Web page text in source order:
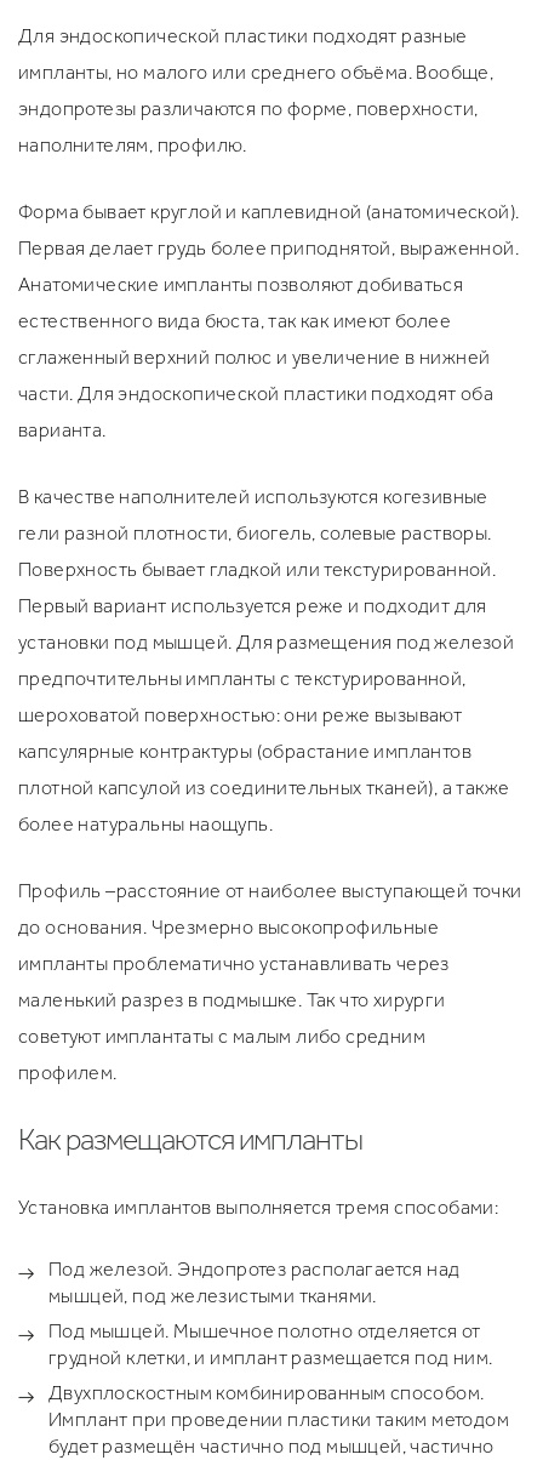
Для эндоскопической пластики подходят разные
импланты, но малого или среднего объёма. Вообще,
эндопротезы различаются по форме, поверхности,
наполнителям, профилю.
Форма бывает круглой и каплевидной (анатомической).
Первая делает грудь более приподнятой, выраженной.
Анатомические импланты позволяют добиваться
естественного вида бюста, так как имеют более
сглаженный верхний полюс и увеличение в нижней
части. Для эндоскопической пластики подходят оба
варианта.
В качестве наполнителей используются когезивные
гели разной плотности, биогель, солевые растворы.
Поверхность бывает гладкой или текстурированной.
Первый вариант используется реже и подходит для
установки под мышцей. Для размещения под железой
предпочтительны импланты с текстурированной,
шероховатой поверхностью: они реже вызывают
капсулярные контрактуры (обрастание имплантов
плотной капсулой из соединительных тканей), а также
более натуральны наощупь.
Профиль –расстояние от наиболее выступающей точки
до основания. Чрезмерно высокопрофильные
импланты проблематично устанавливать через
маленький разрез в подмышке. Так что хирурги
советуют имплантаты с малым либо средним
профилем.
Как размещаются импланты
Установка имплантов выполняется тремя способами:
Под железой. Эндопротез располагается над
мышцей, под железистыми тканями.
Под мышцей. Мышечное полотно отделяется от
грудной клетки, и имплант размещается под ним.
Двухплоскостным комбинированным способом.
Имплант при проведении пластики таким методом
будет размещён частично под мышцей, частично